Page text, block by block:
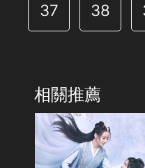
37 38
61 62
相關推薦